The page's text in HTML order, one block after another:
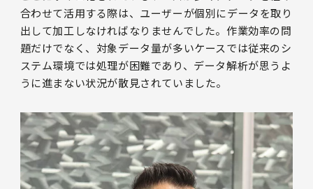
合わせて活用する際は、ユーザーが個別にデータを取り
出して加工しなければなりませんでした。作業効率の問
題だけでなく、対象データ量が多いケースでは従来のシ
ステム環境では処理が困難であり、データ解析が思うよ
うに進まない状況が散見されていました。